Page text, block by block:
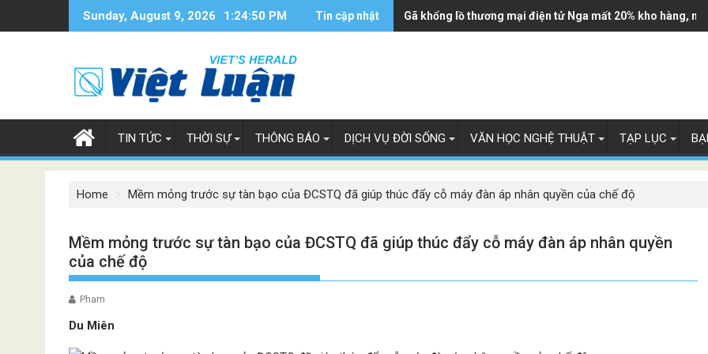
Sunday, August 9, 2026 1:24:51 PM Tin cập nhật Tòa phúc thẩm Mỹ chặn dự án xây ballroom, ông Trump
Gã khổng lồ thương mại điện tử Nga mất 20% kho hàng,
TIN TỨC THỜI SỰ THÔNG BÁO DỊCH VỤ ĐỜI SỐNG VĂN HỌC NGHỆ THUẬT TẠP LỤC
Home Mềm mỏng trước sự tàn bạo của ĐCSTQ đã giúp thúc đẩy cỗ máy đàn áp nhân quyền của chế độ
Mềm mỏng trước sự tàn bạo của ĐCSTQ đã giúp thúc đẩy cỗ máy đàn áp nhân quyền
của chế độ
Pham
Du Miên